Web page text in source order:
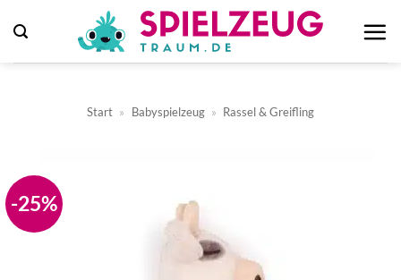
Inhalt
springen
Start » Babyspielzeug » Rassel & Greifling
-25%